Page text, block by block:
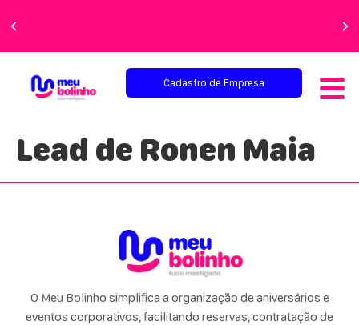
perfeita!
Cadastro de Empresa
Lead de Ronen Maia
O Meu Bolinho simplifica a organização de aniversários e
eventos corporativos, facilitando reservas, contratação de